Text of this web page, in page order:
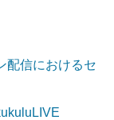
配信におけるセ